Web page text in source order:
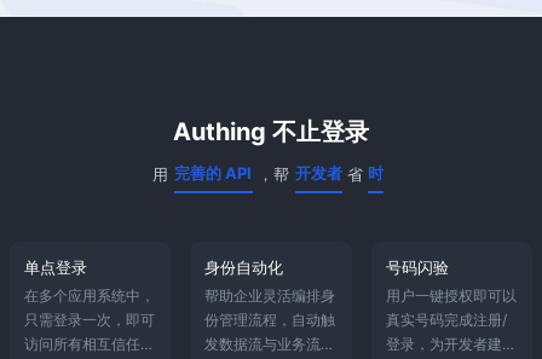
Authing 不止登录
用
灵活的登录
完善的 API
，帮
用户
开发者 省
事
时
单点登录
在多个应用系统中，
只需登录一次，即可
访问所有相互信任的
身份自动化
帮助企业灵活编排身
份管理流程，自动触
发数据流与业务流，
号码闪验
用户一键授权即可以
真实号码完成注册/
登录，为开发者建立